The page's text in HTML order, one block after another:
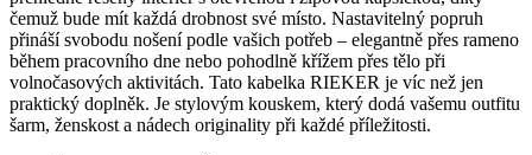
čemuž bude mít každá drobnost své místo. Nastavitelný popruh
přináší svobodu nošení podle vašich potřeb – elegantně přes rameno
během pracovního dne nebo pohodlně křížem přes tělo při
volnočasových aktivitách. Tato kabelka RIEKER je víc než jen
praktický doplněk. Je stylovým kouskem, který dodá vašemu outfitu
šarm, ženskost a nádech originality při každé příležitosti.